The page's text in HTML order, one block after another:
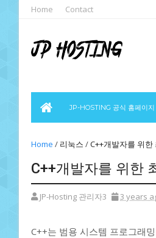
Home Contact
JP-HOSTING 공식 홈페이지
Home / 리눅스 /C++개발자를 위
C++개발자를 위한
JP-Hosting 관리자3 3 years
C++는 범용 시스템 프로그래